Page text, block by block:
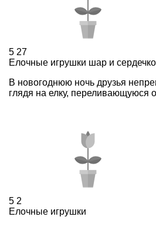
5 27
Елочные игрушки шар и сердечко
В новогоднюю ночь друзья
глядя на елку, переливающуюся
5 2
Елочные игрушки